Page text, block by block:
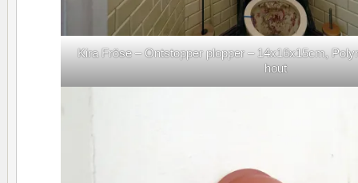
Kira Fröse – Ontstopper plopper – 14x16x15cm,
hout